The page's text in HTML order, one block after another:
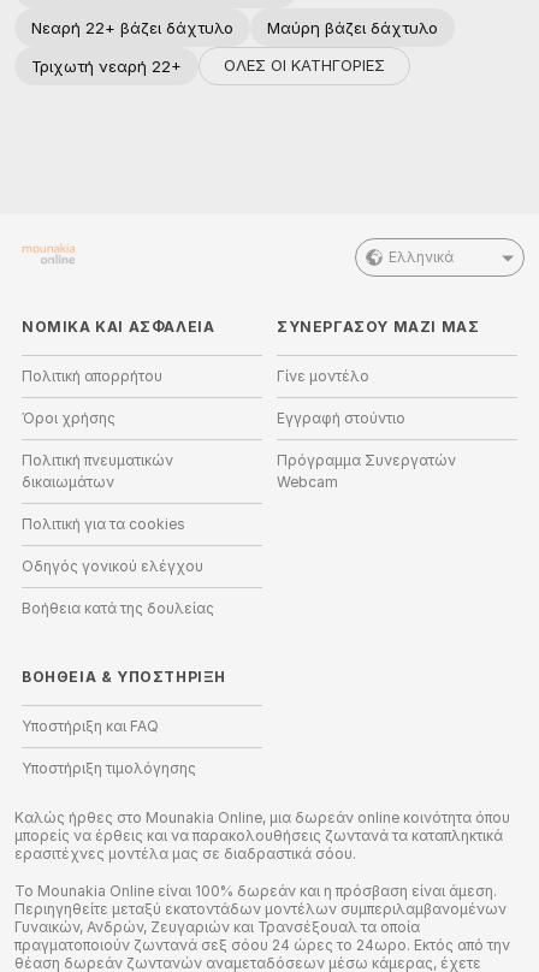
Νεαρή 22+ βάζει δάχτυλο
Μαύρη βάζει δάχτυλο
Τριχωτή νεαρή 22+
ΟΛΕΣ ΟΙ ΚΑΤΗΓΟΡΙΕΣ
Ελληνικά
ΝΟΜΙΚΑ ΚΑΙ ΑΣΦΑΛΕΙΑ
Πολιτική απορρήτου
Όροι χρήσης
Πολιτική πνευματικών
δικαιωμάτων
Πολιτική για τα cookies
Οδηγός γονικού ελέγχου
Βοήθεια κατά της δουλείας
ΣΥΝΕΡΓΑΣΟΥ ΜΑΖΙ ΜΑΣ
Γίνε μοντέλο
Εγγραφή στούντιο
Πρόγραμμα Συνεργατών
Webcam
ΒΟΉΘΕΙΑ & ΥΠΟΣΤΉΡΙΞΗ
Υποστήριξη και FAQ
Υποστήριξη τιμολόγησης
Καλώς ήρθες στο Mounakia Online, μια δωρεάν online κοινότητα όπου
μπορείς να έρθεις και να παρακολουθήσεις ζωντανά τα καταπληκτικά
ερασιτέχνες μοντέλα μας σε διαδραστικά σόου.
Το Mounakia Online είναι 100% δωρεάν και η πρόσβαση είναι άμεση.
Περιηγηθείτε μεταξύ εκατοντάδων μοντέλων συμπεριλαμβανομένων
Γυναικών, Ανδρών, Ζευγαριών και Τρανσέξουαλ τα οποία
πραγματοποιούν ζωντανά σεξ σόου 24 ώρες το 24ωρο. Εκτός από την
θέαση δωρεάν ζωντανών αναμεταδόσεων μέσω κάμερας, έχετε